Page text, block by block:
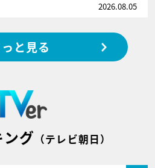
2026.08.05
と見る
グ （テレビ朝日）